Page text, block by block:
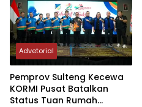
Advetorial
Pemprov Sulteng Kecewa
KORMI Pusat Batalkan
Status Tuan Rumah